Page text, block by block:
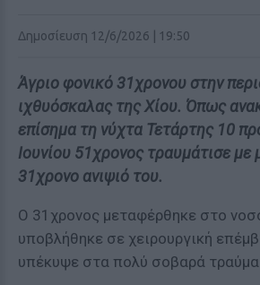
Δημοσίευση 12/6/2026 | 19:50
Άγριο φονικό 31χρονου στην
ιχθυόσκαλας της Χίου. Όπως
επίσημα τη νύχτα Τετάρτης 10
Ιουνίου 51χρονος τραυμάτισε με
31χρονο ανιψιό του.
Ο 31χρονος μεταφέρθηκε στο
υποβλήθηκε σε χειρουργική
υπέκυψε στα πολύ σοβαρά